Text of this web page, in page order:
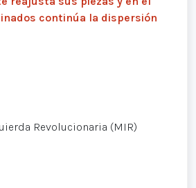
continúa la dispersión
Revolucionaria (MIR)